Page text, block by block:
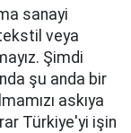
sanayi
veya
Şimdi
şu anda bir
askıya
Türkiye'yi işin